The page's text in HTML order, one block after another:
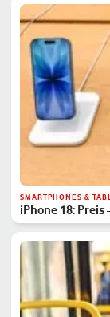
SMARTPHONES &
iPhone 18: